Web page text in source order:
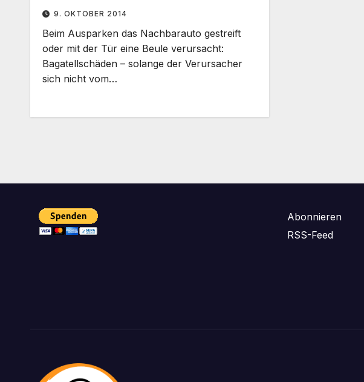
9. OKTOBER 2014
Beim Ausparken das Nachbarauto gestreift
oder mit der Tür eine Beule verursacht:
Bagatellschäden – solange der Verursacher
sich nicht vom…
Abonnieren
RSS-Feed